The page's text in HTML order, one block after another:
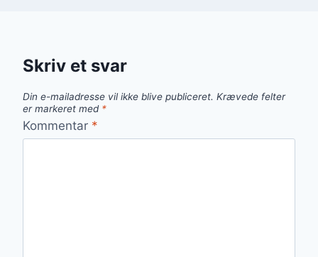
Skriv et svar
Din e-mailadresse vil ikke blive publiceret. Krævede felter
er markeret med *
Kommentar *